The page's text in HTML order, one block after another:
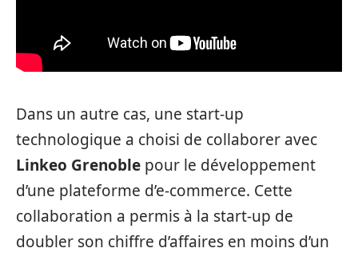
Dans un autre cas, une start-up
technologique a choisi de collaborer avec
Linkeo Grenoble pour le développement
d’une plateforme d’e-commerce. Cette
collaboration a permis à la start-up de
doubler son chiffre d’affaires en moins d’un